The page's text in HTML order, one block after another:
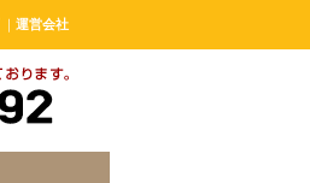
｜ 運営会社